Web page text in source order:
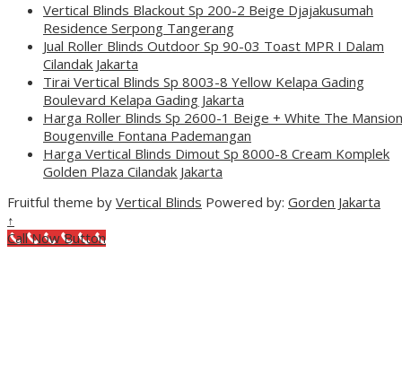
Vertical Blinds Blackout Sp 200-2 Beige Djajakusumah
Residence Serpong Tangerang
Jual Roller Blinds Outdoor Sp 90-03 Toast MPR I Dalam
Cilandak Jakarta
Tirai Vertical Blinds Sp 8003-8 Yellow Kelapa Gading
Boulevard Kelapa Gading Jakarta
Harga Roller Blinds Sp 2600-1 Beige + White The Mansion
Bougenville Fontana Pademangan
Harga Vertical Blinds Dimout Sp 8000-8 Cream Komplek
Golden Plaza Cilandak Jakarta
Fruitful theme by Vertical Blinds Powered by: Gorden Jakarta
↑
Call Now Button